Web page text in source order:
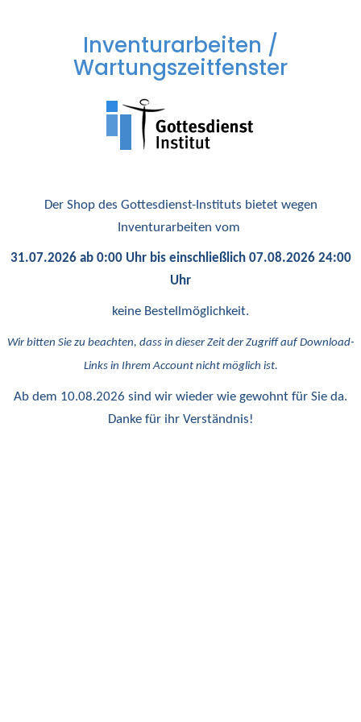
Inventurarbeiten /
Wartungszeitfenster
Der Shop des Gottesdienst-Instituts bietet wegen
Inventurarbeiten vom
31.07.2026 ab 0:00 Uhr bis einschließlich 07.08.2026 24:00
Uhr
keine Bestellmöglichkeit.
Wir bitten Sie zu beachten, dass in dieser Zeit der Zugriff auf Download-
Links in Ihrem Account nicht möglich ist.
Ab dem 10.08.2026 sind wir wieder wie gewohnt für Sie da.
Danke für ihr Verständnis!